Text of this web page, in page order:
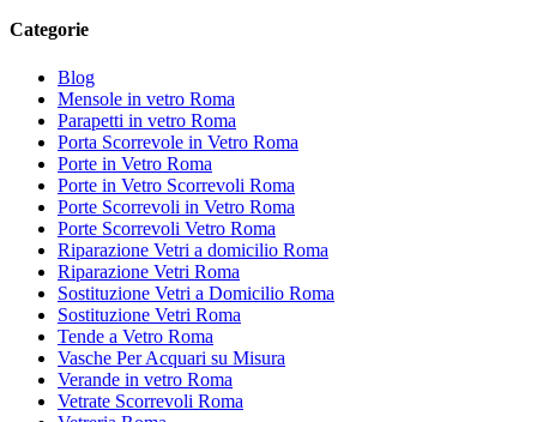
Categorie
Blog
Mensole in vetro Roma
Parapetti in vetro Roma
Porta Scorrevole in Vetro Roma
Porte in Vetro Roma
Porte in Vetro Scorrevoli Roma
Porte Scorrevoli in Vetro Roma
Porte Scorrevoli Vetro Roma
Riparazione Vetri a domicilio Roma
Riparazione Vetri Roma
Sostituzione Vetri a Domicilio Roma
Sostituzione Vetri Roma
Tende a Vetro Roma
Vasche Per Acquari su Misura
Verande in vetro Roma
Vetrate Scorrevoli Roma